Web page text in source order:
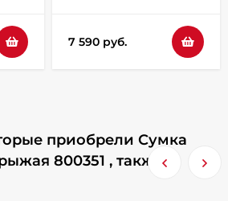
7 590 руб.
приобрели Сумка
800351 , также